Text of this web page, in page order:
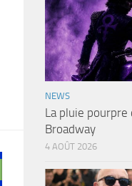
NEWS
La pluie pourpre
Broadway
4 AOÛT 2026